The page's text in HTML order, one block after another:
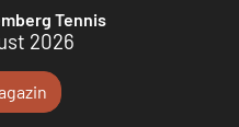
Tennis
2026